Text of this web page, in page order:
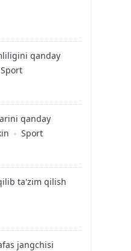
qanday
Sport
qanday
Sport
ta'zim qilish
jangchisi